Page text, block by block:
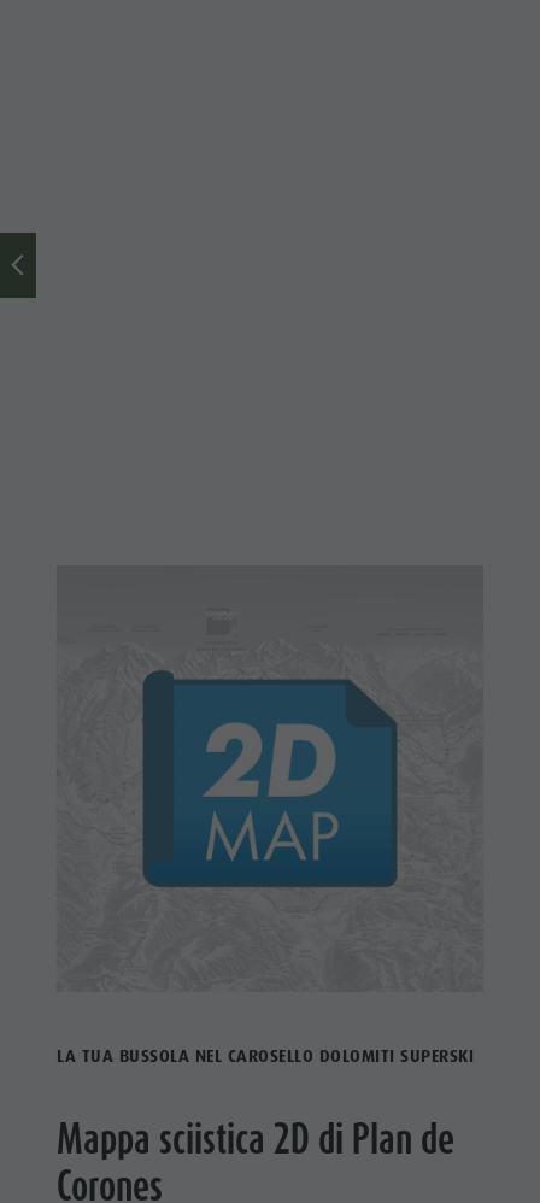
LA TUA BUSSOLA NEL CAROSELLO DOLOMITI SUPERSKI
Mappa sciistica 2D di Plan de
Corones